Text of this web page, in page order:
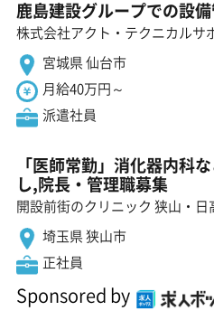
鹿島建設グループでの設
株式会社アクト・テクニカルサ
宮城県 仙台市
月給40万円～
派遣社員
「医師常勤」消化器内科
し,院長・管理職募集
開設前街のクリニック 狭山・日
埼玉県 狭山市
正社員
Sponsored by